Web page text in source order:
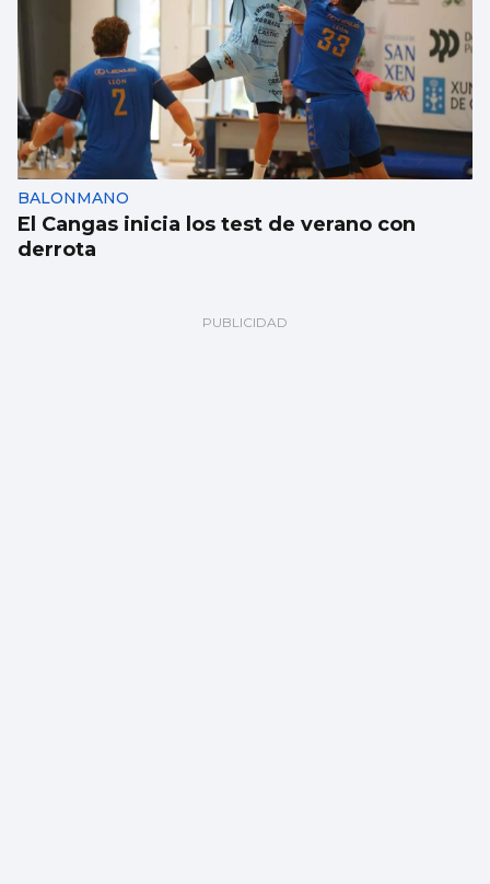
BALONMANO
El Cangas inicia los test de verano con
derrota